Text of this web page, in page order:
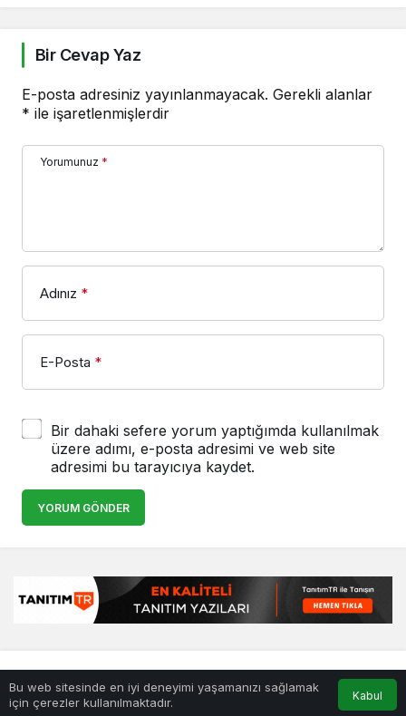
Bir Cevap Yaz
E-posta adresiniz yayınlanmayacak. Gerekli alanlar
* ile işaretlenmişlerdir
Yorumunuz *
Adınız *
E-Posta *
Bir dahaki sefere yorum yaptığımda kullanılmak
üzere adımı, e-posta adresimi ve web site
adresimi bu tarayıcıya kaydet.
YORUM GÖNDER
Bu web sitesinde en iyi deneyimi yaşamanızı sağlamak
için çerezler kullanılmaktadır.
Kabul
en iyiler
listesi, bihaber, sağlıklı